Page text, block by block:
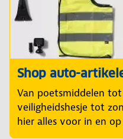
Shop auto-
Van poetsmiddelen
veiligheidshesje tot
hier alles voor in en